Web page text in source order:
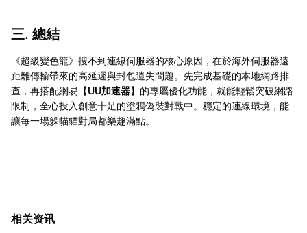
三. 總結
《超級變色龍》搜不到連線伺服器的核心原因，在於海外伺服器遠
距離傳輸帶來的高延遲與封包遺失問題。先完成基礎的本地網路排
查，再搭配網易【UU加速器】的專屬優化功能，就能輕鬆突破網路
限制，全心投入創意十足的塗鴉偽裝對戰中。穩定的連線環境，能
讓每一場躲貓貓對局都樂趣滿點。
相关资讯